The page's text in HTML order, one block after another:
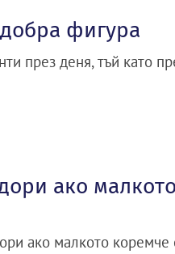
фигура
през деня, тъй като
ако малкото
ако малкото коремче